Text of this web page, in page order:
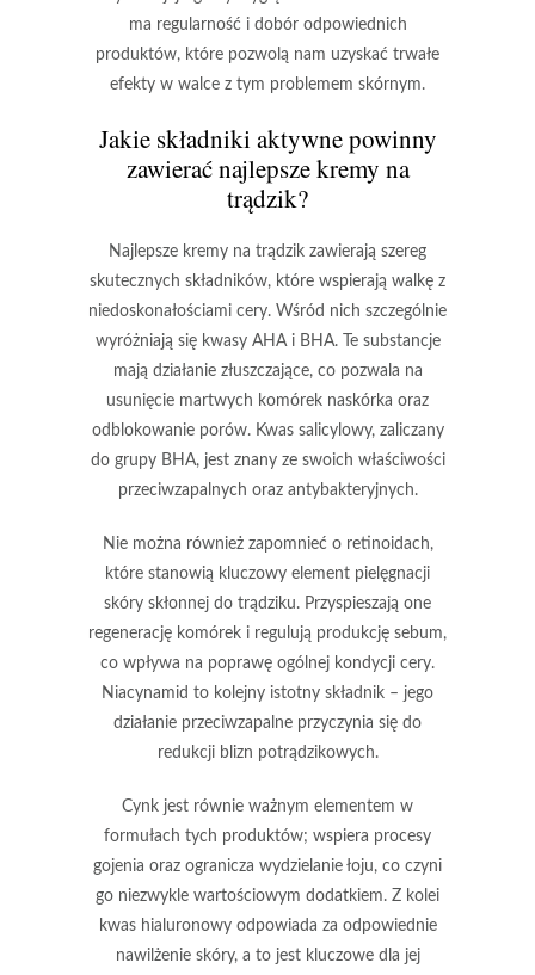
ma regularność i dobór odpowiednich
produktów, które pozwolą nam uzyskać trwałe
efekty w walce z tym problemem skórnym.
Jakie składniki aktywne powinny
zawierać najlepsze kremy na
trądzik?
Najlepsze kremy na trądzik zawierają szereg
skutecznych składników, które wspierają walkę z
niedoskonałościami cery. Wśród nich szczególnie
wyróżniają się kwasy AHAi BHA. Te substancje
mają działanie złuszczające, co pozwala na
usunięcie martwych komórek naskórka oraz
odblokowanie porów. Kwas salicylowy, zaliczany
do grupy BHA, jest znany ze swoich właściwości
przeciwzapalnych oraz antybakteryjnych.
Nie można również zapomnieć o retinoidach,
które stanowią kluczowy element pielęgnacji
skóry skłonnej do trądziku. Przyspieszają one
regenerację komórek i regulują produkcję sebum,
co wpływa na poprawę ogólnej kondycji cery.
Niacynamid to kolejny istotny składnik – jego
działanie przeciwzapalne przyczynia się do
redukcji blizn potrądzikowych.
Cynk jest równie ważnym elementem w
formułach tych produktów; wspiera procesy
gojenia oraz ogranicza wydzielanie łoju, co czyni
go niezwykle wartościowym dodatkiem. Z kolei
kwas hialuronowyodpowiada za odpowiednie
nawilżenie skóry, a to jest kluczowe dla jej